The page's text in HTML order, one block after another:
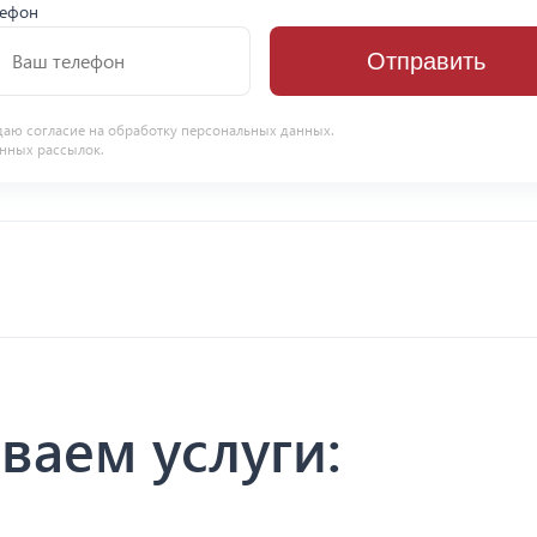
Отправить
согласие на обработку персональных данных.
рассылок.
услуги: